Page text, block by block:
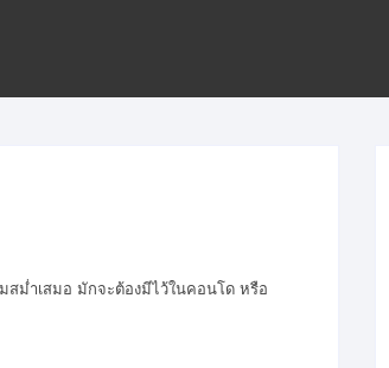
ม่ำเสมอ มักจะต้องมีไว้ในคอนโด หรือ